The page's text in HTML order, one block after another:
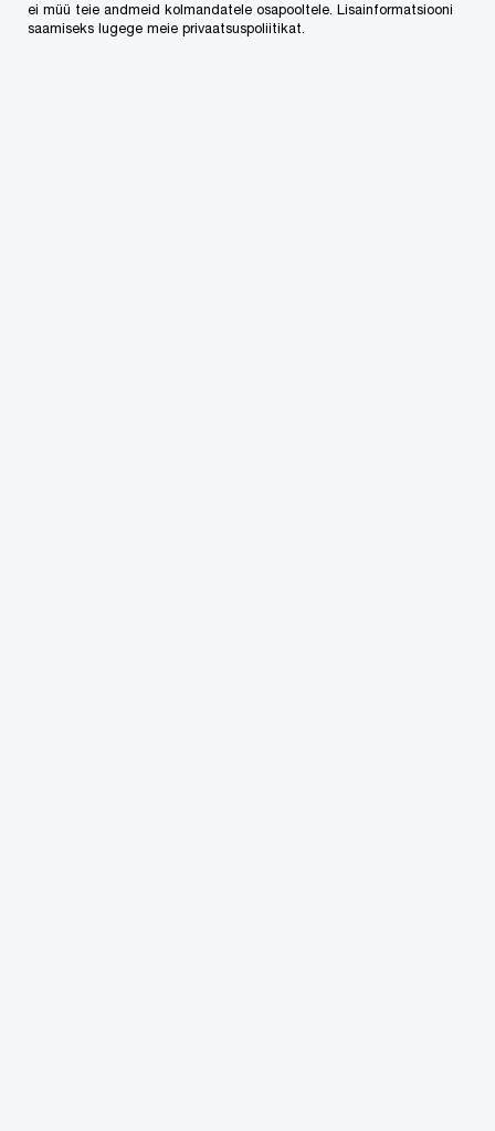
nende jaoks kahekordselt - esmalt emaühingu
ei müü teie andmeid kolmandatele osapooltele. Lisainformatsiooni
saamiseks lugege meie privaatsuspoliitikat.